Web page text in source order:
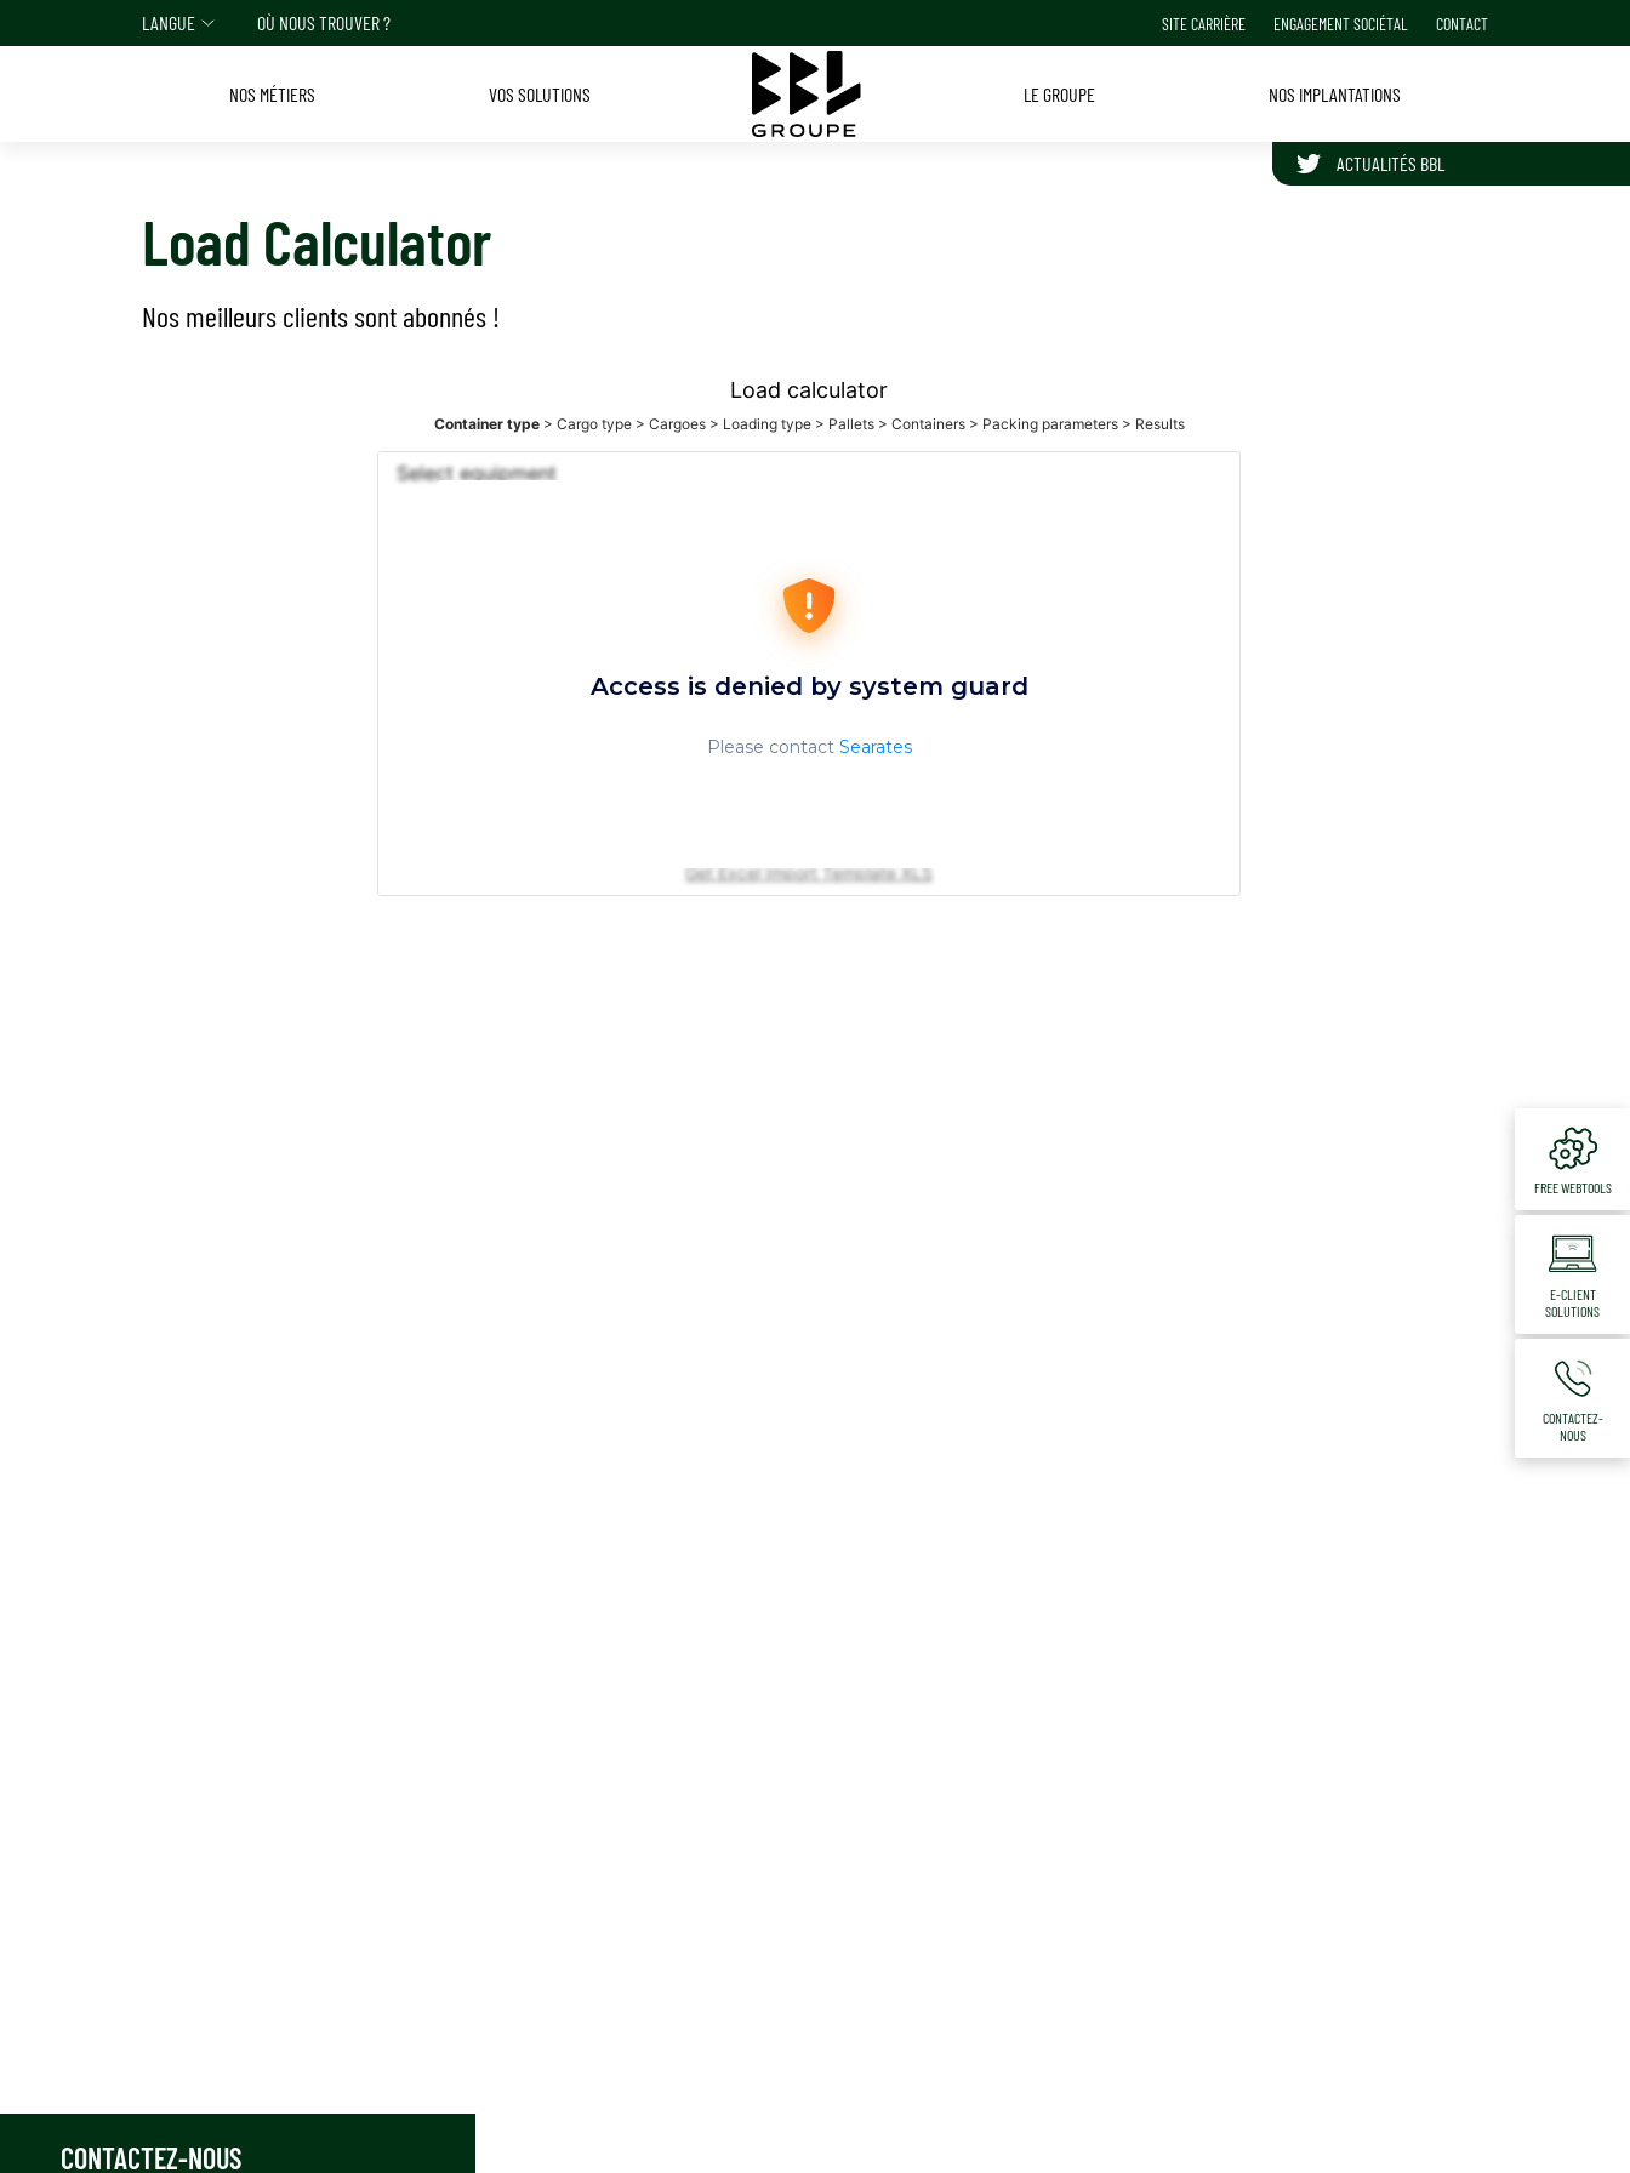
FREE WEBTOOLS
E-CLIENT
SOLUTIONS
CONTACTEZ-
NOUS
LANGUE OÙ NOUS TROUVER ? SITE CARRIÈRE ENGAGEMENT SOCIÉTAL CONTACT
NOS MÉTIERS VOS SOLUTIONS LE GROUPE NOS IMPLANTATIONS
ACTUALITÉS BBL
Load Calculator
Nos meilleurs clients sont abonnés !
CONTACTEZ-NOUS